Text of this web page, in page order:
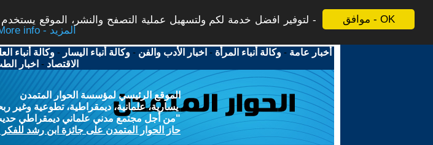
موافق - OK
لتوفير افضل خدمة لكم ولتسهيل عملية التصفح والنشر، الموقع
More info - المزيد
أخبار عامة -وكالة أنباء المرأة - اخبار الأدب والفن -وكالة أنباء اليسار -وكالة أنباء
الاقتصاد - اخبار
الموقع الرئيسي لمؤسسة الحوار المتمدن
يسارية، علمانية، ديمقراطية، تطوعية وغير
"من أجل مجتمع مدني علماني ديمقراطي حديث
حاز الحوار المتمدن على جائزة ابن رشد للفكر